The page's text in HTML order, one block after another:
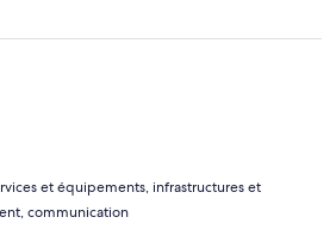
et équipements, infrastructures et
communication